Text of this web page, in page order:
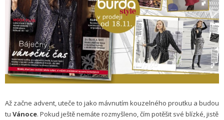
Až začne advent, uteče to jako mávnutím kouzelného proutku a budou
tu Vánoce. Pokud ještě nemáte rozmyšleno, čím potěšit své blízké, jistě